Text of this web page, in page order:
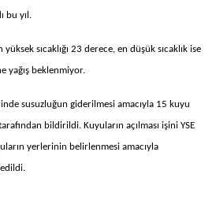
bu yıl.
sıcaklığı 23 derece, en düşük sıcaklık ise
yağış beklenmiyor.
susuzluğun giderilmesi amacıyla 15 kuyu
bildirildi. Kuyuların açılması işini YSE
yerlerinin belirlenmesi amacıyla